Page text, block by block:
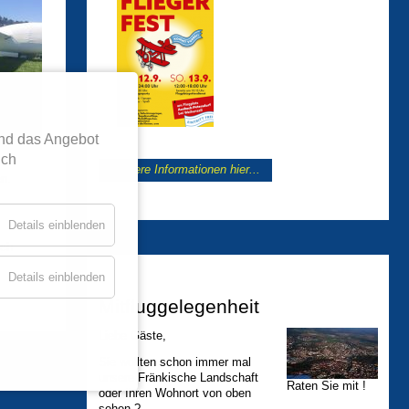
Weitere Informationen hier...
Mitfluggelegenheit
Raten Sie mit !
Liebe Gäste,
Sie wollten schon immer mal
unsere Fränkische Landschaft
oder Ihren Wohnort von oben
das Angebot
Details einblenden
Details einblenden